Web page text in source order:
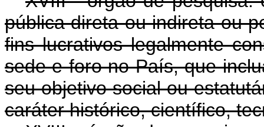
pública direta ou indireta ou
fins lucrativos legalmente
sede e foro no País, que
seu objetivo social ou
caráter histórico, científico,